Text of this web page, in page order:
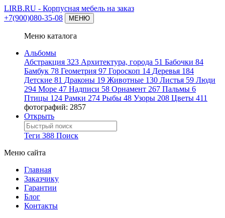
LIRB.RU - Корпусная мебель на заказ
+7(900)080-35-08
МЕНЮ
Меню каталога
Альбомы
Абстракция 323 Архитектура, города 51 Бабочки 84
Бамбук 78 Геометрия 97 Гороскоп 14 Деревья 184
Детские 81 Драконы 19 Животные 130 Листья 59 Люди
294 Море 47 Надписи 58 Орнамент 267 Пальмы 6
Птицы 124 Рамки 274 Рыбы 48 Узоры 208 Цветы 411
фотографий: 2857
Открыть
Теги 388 Поиск
Меню сайта
Главная
Заказчику
Гарантии
Блог
Контакты